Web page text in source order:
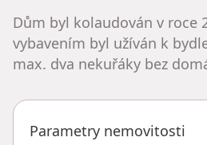
Dům byl kolaudován v roce
vybavením byl užíván k
max. dva nekuřáky bez
Parametry nemovitosti